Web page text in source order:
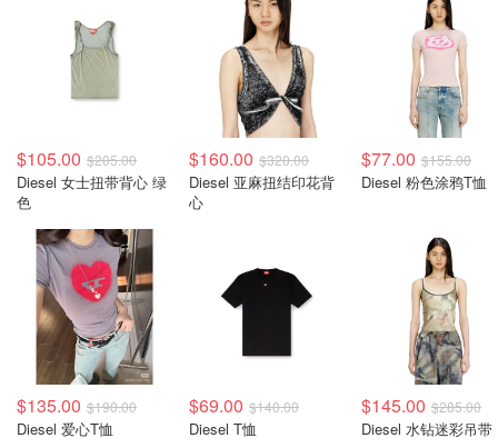
$105.00 $205.00
Diesel 女士扭带背心 绿
色
$160.00 $320.00
Diesel 亚麻扭结印花背
心
$77.00 $155.00
Diesel 粉色涂鸦T恤
$135.00 $190.00
Diesel 爱心T恤
$69.00 $140.00
Diesel T恤
$145.00 $285.00
Diesel 水钻迷彩吊带